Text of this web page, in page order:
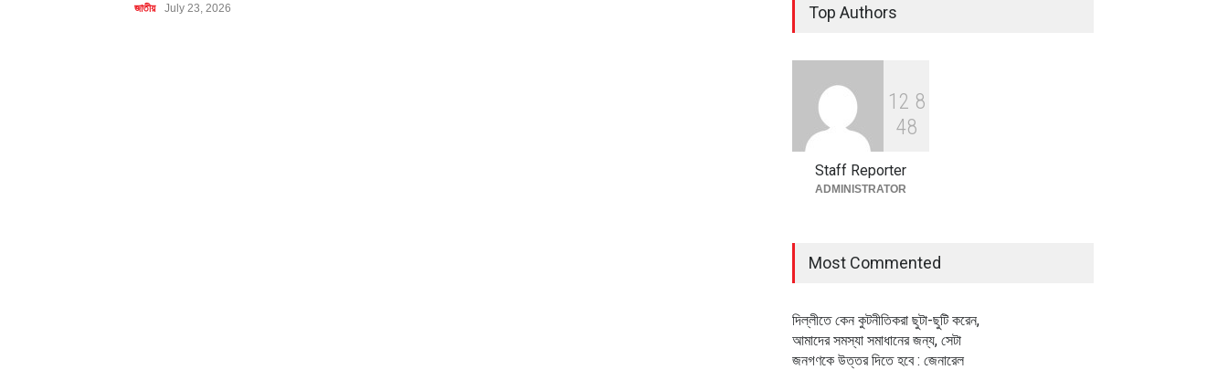
জাতীয় July 23, 2026
বৈশ্বিক প্রতিযোগিতা সক্ষমতা বাড়াতে
পোশাক শিল্পে নতুন উদ্যোগ
Top Authors
1 2 8
48
Staff Reporter
ADMINISTRATOR
Most Commented
দিল্লীতে কেন কুটনীতিকরা ছুটা-ছুটি করেন,
আমাদের সমস্যা সমাধানের জন্য, সেটা
জনগণকে উত্তর দিতে হবে : জেনারেল